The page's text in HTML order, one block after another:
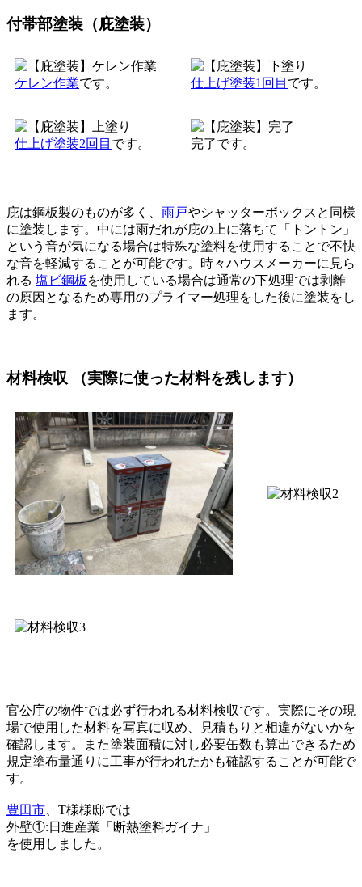
付帯部塗装（庇塗装）
ケレン作業です。 仕上げ塗装1回目 です。
仕上げ塗装2回目 です。 完了です。
庇は鋼板製のものが多く、 雨戸やシャッターボックスと同様
に塗装します。中には雨だれが庇の上に落ちて「トントン」
という音が気になる場合は特殊な塗料を使用することで不快
な音を軽減することが可能です。時々ハウスメーカーに見ら
れる 塩ビ鋼板 を使用している場合は通常の下処理では剥離
の原因となるため専用のプライマー処理をした後に塗装をし
ます。
材料検収 （実際に使った材料を残します）
官公庁の物件では必ず行われる材料検収です。実際にその現
場で使用した材料を写真に収め、見積もりと相違がないかを
確認します。また塗装面積に対し必要缶数も算出できるため
規定塗布量通りに工事が行われたかも確認することが可能で
す。
豊田市 、T様様邸では
外壁①:日進産業「断熱塗料ガイナ」
を使用しました。